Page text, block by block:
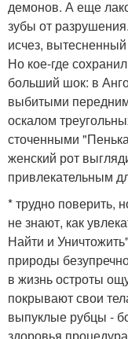
демонов. А еще
зубы от
исчез,
Но кое-где
больший шок: в
выбитыми
оскалом
сточенными
женский рот
привлекательным
* трудно поверить,
не знают, как
Найти и
природы
в жизнь остроты
покрывают свои
выпуклые рубцы -
здоровья